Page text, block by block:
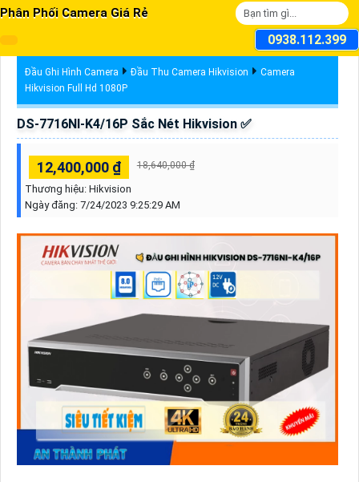
Phân Phối Camera Giá Rẻ
0938.112.399
Đầu Ghi Hình Camera Đầu Thu Camera Hikvision
Camera
Hikvision Full Hd 1080P
DS-7716NI-K4/16P Sắc Nét Hikvision ✅
12,400,000 ₫ 18,640,000 ₫
Thương hiệu: Hikvision
Ngày đăng: 7/24/2023 9:25:29 AM